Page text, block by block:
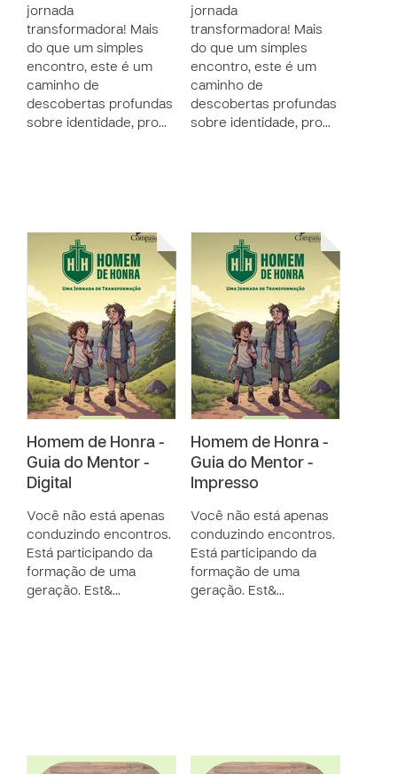
jornada
transformadora! Mais
do que um simples
encontro, este é um
caminho de
descobertas profundas
sobre identidade, pro…
jornada
transformadora! Mais
do que um simples
encontro, este é um
caminho de
descobertas profundas
sobre identidade, pro…
Homem de Honra -
Guia do Mentor -
Digital
Você não está apenas
conduzindo encontros.
Está participando da
formação de uma
geração. Est&…
Homem de Honra -
Guia do Mentor -
Impresso
Você não está apenas
conduzindo encontros.
Está participando da
formação de uma
geração. Est&…